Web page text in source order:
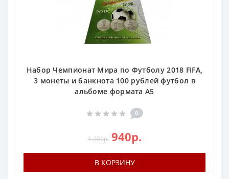
Набор Чемпионат Мира по Футболу 2018 FIFA,
3 монеты и банкнота 100 рублей футбол в
альбоме формата А5
0
1 200р. 940р.
В КОРЗИНУ